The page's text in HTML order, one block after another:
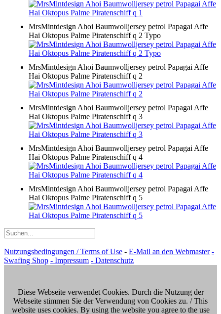
MrsMintdesign Ahoi Baumwolljersey petrol Papagai Affe
Hai Oktopus Palme Piratenschiff q 2 Typo
MrsMintdesign Ahoi Baumwolljersey petrol Papagai Affe
Hai Oktopus Palme Piratenschiff q 2
MrsMintdesign Ahoi Baumwolljersey petrol Papagai Affe
Hai Oktopus Palme Piratenschiff q 3
MrsMintdesign Ahoi Baumwolljersey petrol Papagai Affe
Hai Oktopus Palme Piratenschiff q 4
MrsMintdesign Ahoi Baumwolljersey petrol Papagai Affe
Hai Oktopus Palme Piratenschiff q 5
Nutzungsbedingungen / Terms of Use - E-Mail an den Webmaster -
Swafing Shop - Impressum - Datenschutz
Diese Webseite verwendet Cookies. Durch die Nutzung der
Webseite stimmen Sie der Verwendung von Cookies zu. / This
website uses cookies. By using the website you agree to the use